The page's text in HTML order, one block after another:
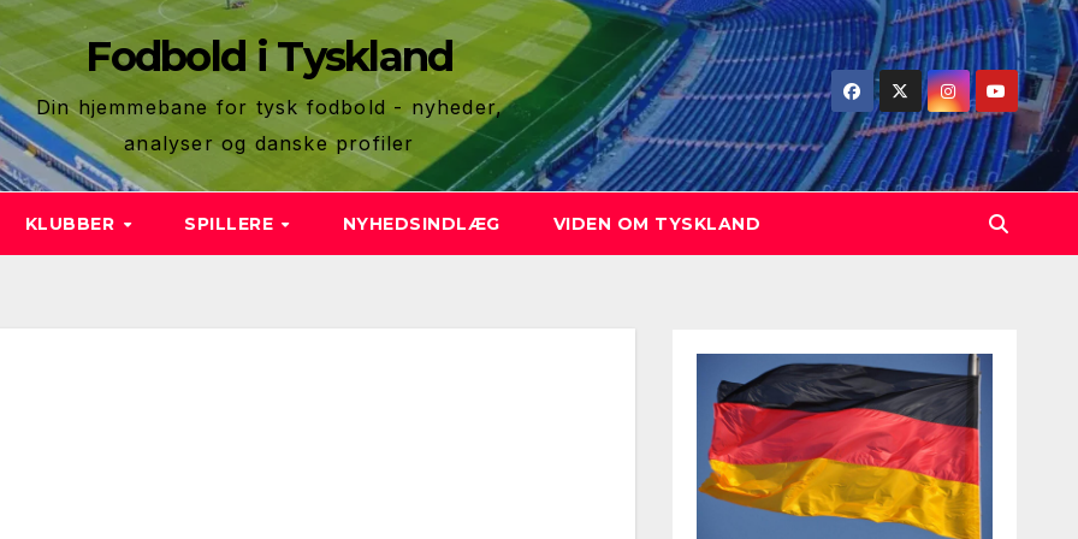
Fodbold i Tyskland
Din hjemmebane for tysk fodbold - nyheder,
analyser og danske profiler
KLUBBER SPILLERE NYHEDSINDLÆG VIDEN OM TYSKLAND